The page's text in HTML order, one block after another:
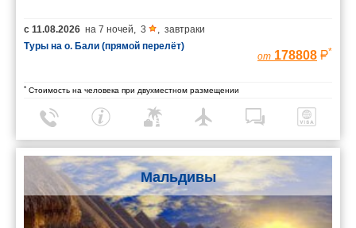
с 11.08.2026 на 7 ночей, 3 , завтраки
Туры на о. Бали (прямой перелёт)
от 178808 *
* Стоимость на человека при двухместном размещении
Мальдивы